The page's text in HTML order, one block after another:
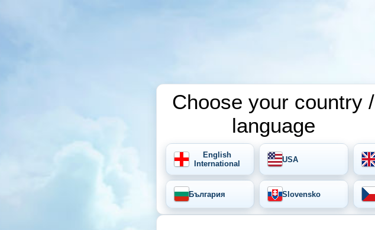
Choose your country /
language
English
International
USA
България Slovensko